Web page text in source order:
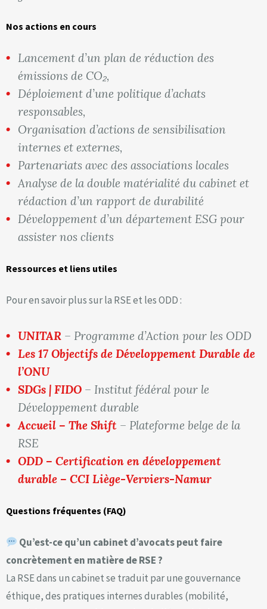
Nos actions en cours
Lancement d’un plan de réduction des
émissions de CO₂,
Déploiement d’une politique d’achats
responsables,
Organisation d’actions de sensibilisation
internes et externes,
Partenariats avec des associations locales
Analyse de la double matérialité du cabinet et
rédaction d’un rapport de durabilité
Développement d’un département ESG pour
assister nos clients
Ressources et liens utiles
Pour en savoir plus sur la RSE et les ODD :
UNITAR – Programme d’Action pour les ODD
Les 17 Objectifs de Développement Durable de
l’ONU
SDGs | FIDO – Institut fédéral pour le
Développement durable
Accueil – The Shift – Plateforme belge de la
RSE
ODD – Certification en développement
durable – CCI Liège-Verviers-Namur
Questions fréquentes (FAQ)
Qu’est-ce qu’un cabinet d’avocats peut faire
concrètement en matière de RSE ?
La RSE dans un cabinet se traduit par une gouvernance
éthique, des pratiques internes durables (mobilité,